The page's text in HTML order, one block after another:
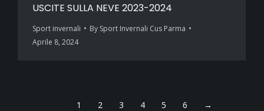
USCITE SULLA NEVE 2023-2024
Sport invernali By Sport Invernali Cus Parma
Aprile 8, 2024
1 2 3 4 5 6 →